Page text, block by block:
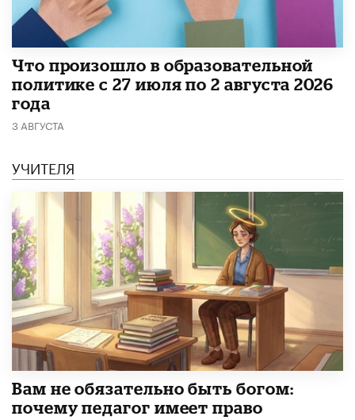
​Что произошло в образовательной
политике с 27 июля по 2 августа 2026
года
3 АВГУСТА
УЧИТЕЛЯ
​Вам не обязательно быть богом:
почему педагог имеет право